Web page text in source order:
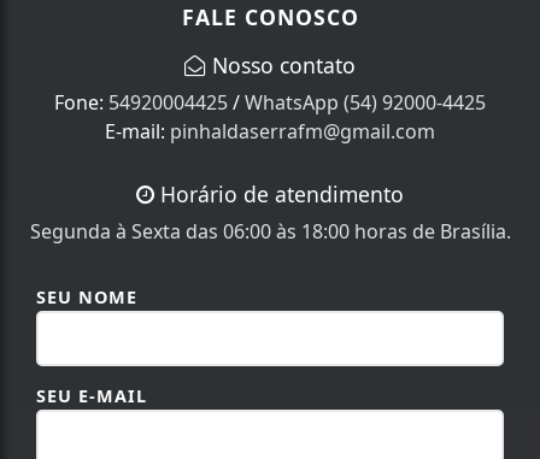
FALE CONOSCO
Nosso contato
Fone: 54920004425/WhatsApp (54) 92000-4425
E-mail: pinhaldaserrafm@gmail.com
Horário de atendimento
Segunda à Sexta das 06:00 às 18:00 horas de Brasília.
SEU NOME
SEU E-MAIL